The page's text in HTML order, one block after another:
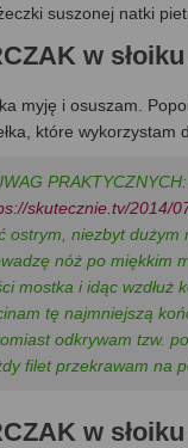
suszonej natki
w
myję i osuszam.
które wykorzystam
skutecznie.tv/2014/
ostrym, niezbyt dużym
nóż po miękkim
mostka i idąc wzdłuż
tę najmniejszą
odkrywam tzw.
filet przekrawam na
w